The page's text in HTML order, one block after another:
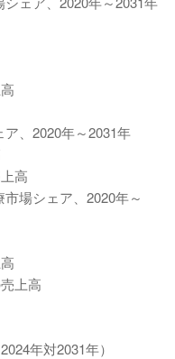
、2020年～2031年
高
場シェア、2020年～
上高
年対2031年）